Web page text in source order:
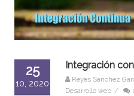
25
10, 2020
Integración
Reyes Sánchez
Desarrollo web /